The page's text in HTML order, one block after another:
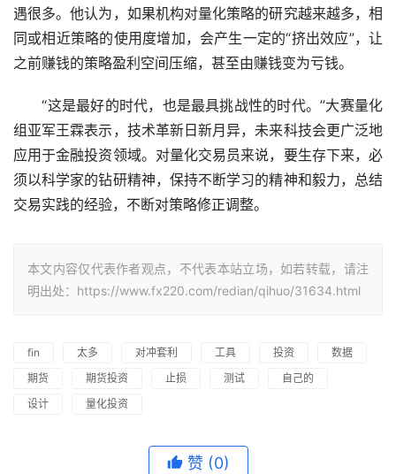
遇很多。他认为，如果机构对量化策略的研究越来越多，相
同或相近策略的使用度增加，会产生一定的“挤出效应”，让
之前赚钱的策略盈利空间压缩，甚至由赚钱变为亏钱。
“这是最好的时代，也是最具挑战性的时代。”大赛量化
组亚军王霖表示，技术革新日新月异，未来科技会更广泛地
应用于金融投资领域。对量化交易员来说，要生存下来，必
须以科学家的钻研精神，保持不断学习的精神和毅力，总结
交易实践的经验，不断对策略修正调整。
本文内容仅代表作者观点，不代表本站立场，如若转载，请注
明出处：https://www.fx220.com/redian/qihuo/31634.html
fin 太多 对冲套利 工具 投资
数据
期货
期货投资 止损 测试
自己的
设计
量化投资
赞 (0)